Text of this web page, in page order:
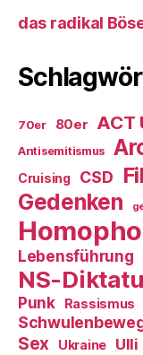
das radikal
70er 80er ACT
Antisemitismus
Cruising CSD
Gedenken
Lebensführung
NS-
Punk
Rassismus
Sex Ukraine Ulli